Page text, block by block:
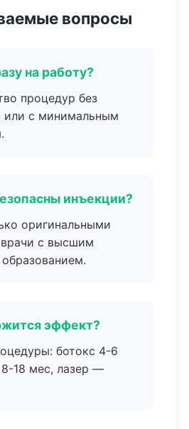
вопросы
на работу?
процедур без
или с минимальным
инъекции?
оригинальными
с высшим
эффект?
ботокс 4-6
18 мес, лазер —